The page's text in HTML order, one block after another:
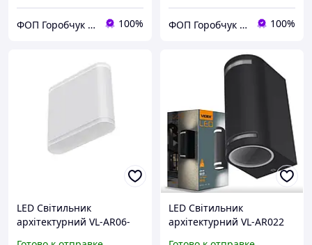
ФОП Горобчук Владислав Петрович 100% ФОП Горобчук Владислав Петрович 100%
LED Світильник
архітектурний VL-AR06-
LED Світильник
архітектурний VL-AR022